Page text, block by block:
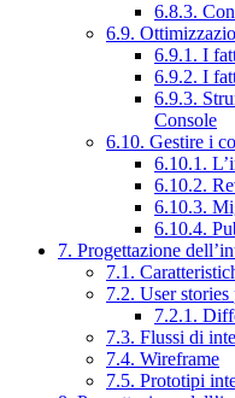
6.8.3.
6.9.
6.9.1. I
6.9.2. I
6.9.3.
Console
6.10. Gestire i
6.10.1.
6.10.2.
6.10.3.
6.10.4.
7. Progettazione
7.1.
7.2. User
7.2.1.
7.3. Flussi di
7.4. Wireframe
7.5. Prototipi